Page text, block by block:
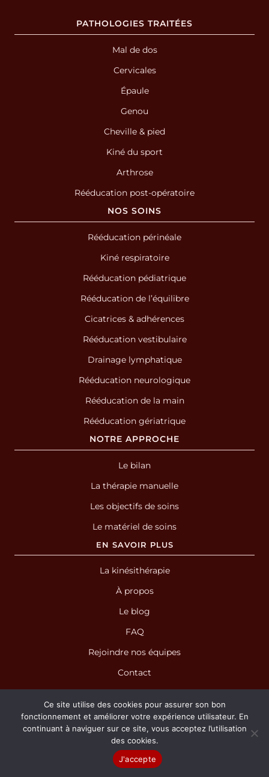
PATHOLOGIES TRAITÉES
Mal de dos
Cervicales
Épaule
Genou
Cheville & pied
Kiné du sport
Arthrose
Rééducation post-opératoire
NOS SOINS
Rééducation périnéale
Kiné respiratoire
Rééducation pédiatrique
Rééducation de l’équilibre
Cicatrices & adhérences
Rééducation vestibulaire
Drainage lymphatique
Rééducation neurologique
Rééducation de la main
Rééducation gériatrique
NOTRE APPROCHE
Le bilan
La thérapie manuelle
Les objectifs de soins
Le matériel de soins
EN SAVOIR PLUS
La kinésithérapie
À propos
Le blog
FAQ
Rejoindre nos équipes
Contact
NOS CENTRES DE KINÉSITHÉRAPIE
Ce site utilise des cookies pour assurer son bon
fonctionnement et améliorer votre expérience utilisateur. En
continuant à naviguer sur ce site, vous acceptez l’utilisation
des cookies.
J'accepte